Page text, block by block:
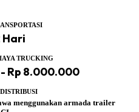
Hari
TRUCKING
Rp 8.000.000
menggunakan armada trailer